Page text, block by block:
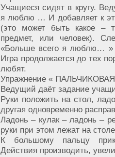
Учащиеся сидят в кругу.
я люблю … И добавляет к
(это может быть какое –
предмет, или человек).
«Больше всего я люблю… »
Игра продолжается до тех
любят.
Упражнение «
Ведущий даёт задание
Руки положить на стол,
другая одновременно
Ладонь – кулак – ладонь –
руки при этом лежат на
К большому пальцу
Действия производить,